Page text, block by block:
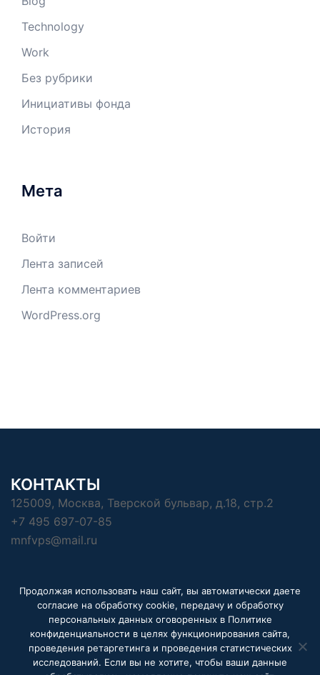
Technology
Work
Без рубрики
Инициативы фонда
История
Мета
Войти
Лента записей
Лента комментариев
WordPress.org
КОНТАКТЫ
125009, Москва, Тверской бульвар, д.18, стр.2
+7 495 697-07-85
mnfvps@mail.ru
Страница Политики конфиденциальности
Продолжая использовать наш сайт, вы автоматически даете
согласие на обработку cookie, передачу и обработку
персональных данных оговоренных в Политике
конфиденциальности в целях функционирования сайта,
проведения ретаргетинга и проведения статистических
исследований. Если вы не хотите, чтобы ваши данные